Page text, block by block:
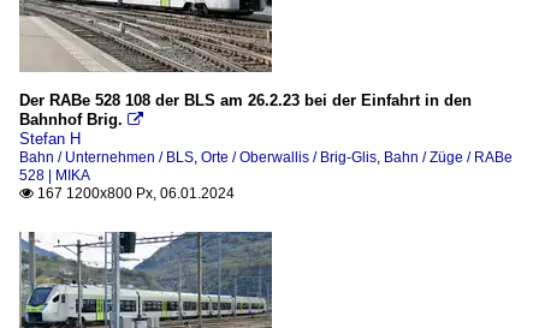
Der RABe 528 108 der BLS am 26.2.23 bei der Einfahrt in den
Bahnhof Brig. 
Stefan H
Bahn / Unternehmen / BLS, Orte / Oberwallis / Brig-Glis, Bahn / Züge / RABe
528 | MIKA
 167 1200x800 Px, 06.01.2024